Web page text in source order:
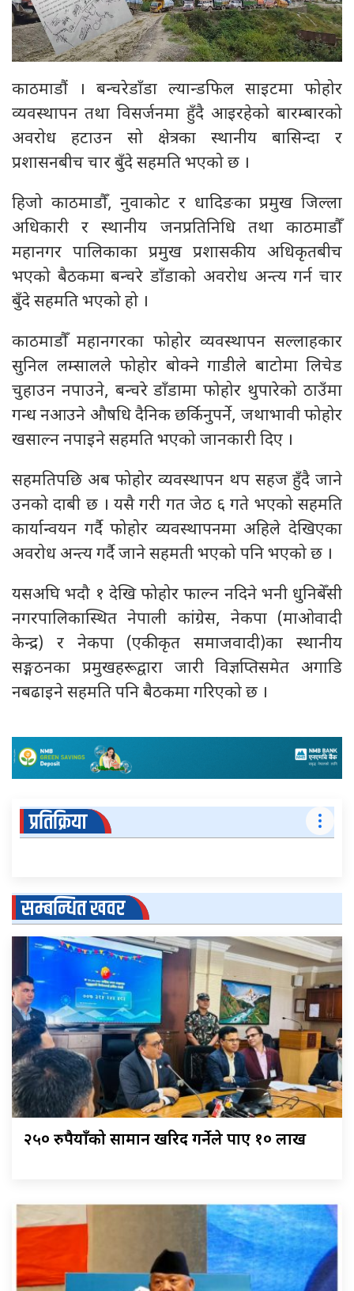
काठमाडौं । बन्चरेडाँडा ल्यान्डफिल साइटमा फोहोर
व्यवस्थापन तथा विसर्जनमा हुँदै आइरहेको बारम्बारको
अवरोध हटाउन सो क्षेत्रका स्थानीय बासिन्दा र
प्रशासनबीच चार बुँदे सहमति भएको छ ।
हिजो काठमाडौँ, नुवाकोट र धादिङका प्रमुख जिल्ला
अधिकारी र स्थानीय जनप्रतिनिधि तथा काठमाडौँ
महानगर पालिकाका प्रमुख प्रशासकीय अधिकृतबीच
भएको बैठकमा बन्चरे डाँडाको अवरोध अन्त्य गर्न चार
बुँदे सहमति भएको हो ।
काठमाडौँ महानगरका फोहोर व्यवस्थापन सल्लाहकार
सुनिल लम्सालले फोहोर बोक्ने गाडीले बाटोमा लिचेड
चुहाउन नपाउने, बन्चरे डाँडामा फोहोर थुपारेको ठाउँमा
गन्ध नआउने औषधि दैनिक छर्किनुपर्ने, जथाभावी फोहोर
खसाल्न नपाइने सहमति भएको जानकारी दिए ।
सहमतिपछि अब फोहोर व्यवस्थापन थप सहज हुँदै जाने
उनको दाबी छ । यसै गरी गत जेठ ६ गते भएको सहमति
कार्यान्वयन गर्दै फोहोर व्यवस्थापनमा अहिले देखिएका
अवरोध अन्त्य गर्दै जाने सहमती भएको पनि भएको छ ।
यसअघि भदौ १ देखि फोहोर फाल्न नदिने भनी धुनिबेँसी
नगरपालिकास्थित नेपाली कांग्रेस, नेकपा (माओवादी
केन्द्र) र नेकपा (एकीकृत समाजवादी)का स्थानीय
सङ्गठनका प्रमुखहरूद्वारा जारी विज्ञप्तिसमेत अगाडि
नबढाइने सहमति पनि बैठकमा गरिएको छ ।
प्रतिक्रिया
सम्बन्धित खवर
२५० रुपैयाँको सामान खरिद गर्नेले पाए १० लाख